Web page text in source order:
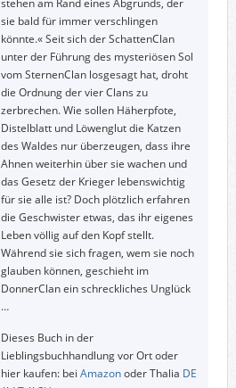
sie bald für immer verschlingen
könnte.« Seit sich der SchattenClan
unter der Führung des mysteriösen Sol
vom SternenClan losgesagt hat, droht
die Ordnung der vier Clans zu
zerbrechen. Wie sollen Häherpfote,
Distelblatt und Löwenglut die Katzen
des Waldes nur überzeugen, dass ihre
Ahnen weiterhin über sie wachen und
das Gesetz der Krieger lebenswichtig
für sie alle ist? Doch plötzlich erfahren
die Geschwister etwas, das ihr eigenes
Leben völlig auf den Kopf stellt.
Während sie sich fragen, wem sie noch
glauben können, geschieht im
DonnerClan ein schreckliches Unglück
…
Dieses Buch in der
Lieblingsbuchhandlung vor Ort oder
hier kaufen: bei Amazonoder Thalia DE